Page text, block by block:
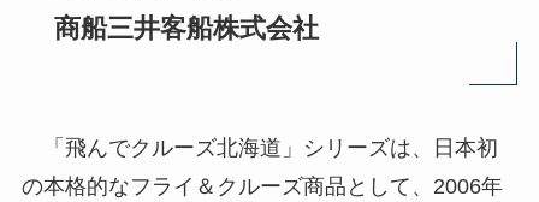
商船三井客船株式会社
「飛んでクルーズ北海道」シリーズは、日本初
の本格的なフライ＆クルーズ商品として、2006年